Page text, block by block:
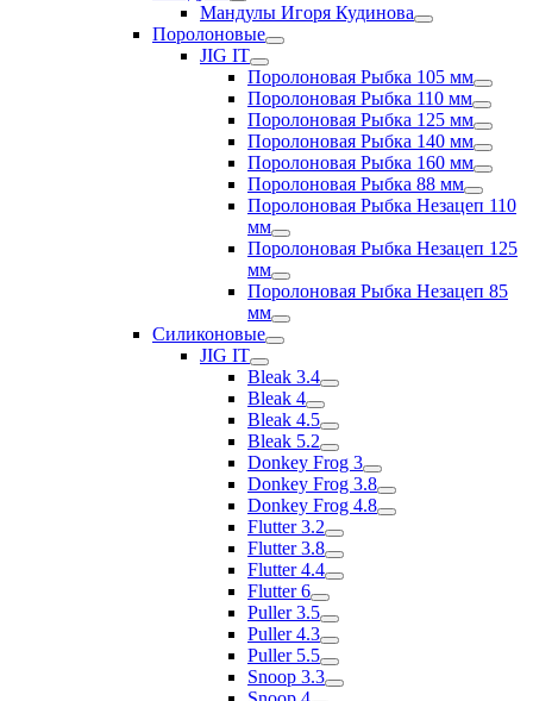
Мандулы Игоря Кудинова
Поролоновые
JIG IT
Поролоновая Рыбка 105 мм
Поролоновая Рыбка 110 мм
Поролоновая Рыбка 125 мм
Поролоновая Рыбка 140 мм
Поролоновая Рыбка 160 мм
Поролоновая Рыбка 88 мм
Поролоновая Рыбка Незацеп 110
мм
Поролоновая Рыбка Незацеп 125
мм
Поролоновая Рыбка Незацеп 85
мм
Силиконовые
JIG IT
Bleak 3.4
Bleak 4
Bleak 4.5
Bleak 5.2
Donkey Frog 3
Donkey Frog 3.8
Donkey Frog 4.8
Flutter 3.2
Flutter 3.8
Flutter 4.4
Flutter 6
Puller 3.5
Puller 4.3
Puller 5.5
Snoop 3.3